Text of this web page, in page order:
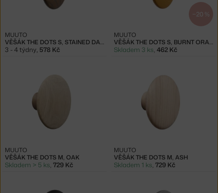
VĚŠÁK THE DOTS S, STAINED DARK BROWN
MUUTO
3 - 4 týdny, 578 Kč
−20 %
VĚŠÁK THE DOTS S, BURNT ORANGE
MUUTO
Skladem 3 ks, 462 Kč
VĚŠÁK THE DOTS M, OAK
MUUTO
Skladem > 5 ks, 729 Kč
VĚŠÁK THE DOTS M, ASH
MUUTO
Skladem 1 ks, 729 Kč